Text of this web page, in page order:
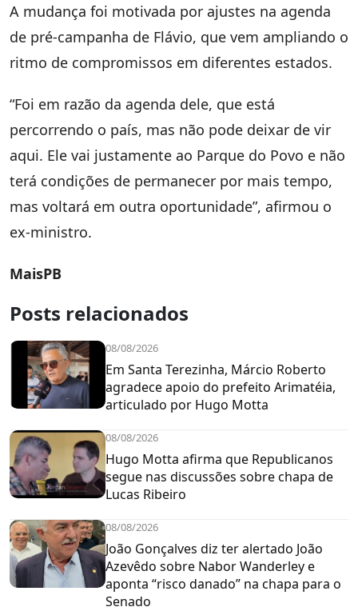
A mudança foi motivada por ajustes na agenda
de pré-campanha de Flávio, que vem ampliando o
ritmo de compromissos em diferentes estados.
“Foi em razão da agenda dele, que está
percorrendo o país, mas não pode deixar de vir
aqui. Ele vai justamente ao Parque do Povo e não
terá condições de permanecer por mais tempo,
mas voltará em outra oportunidade”, afirmou o
ex-ministro.
MaisPB
Posts relacionados
08/08/2026
Em Santa Terezinha, Márcio Roberto
agradece apoio do prefeito Arimatéia,
articulado por Hugo Motta
08/08/2026
Hugo Motta afirma que Republicanos
segue nas discussões sobre chapa de
Lucas Ribeiro
08/08/2026
João Gonçalves diz ter alertado João
Azevêdo sobre Nabor Wanderley e
aponta “risco danado” na chapa para o
Senado